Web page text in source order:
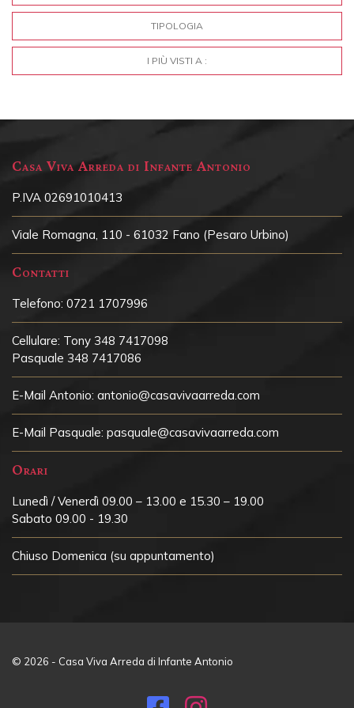
TIPOLOGIA
I PIÙ VISTI A :
Casa Viva Arreda di Infante Antonio
P.IVA 02691010413
Viale Romagna, 110 - 61032 Fano (Pesaro Urbino)
Contatti
Telefono: 0721 1707996
Cellulare: Tony 348 7417098
Pasquale 348 7417086
E-Mail Antonio: antonio@casavivaarreda.com
E-Mail Pasquale: pasquale@casavivaarreda.com
Orari
Lunedì / Venerdì 09.00 – 13.00 e 15.30 – 19.00
Sabato 09.00 - 19.30
Chiuso Domenica (su appuntamento)
© 2026 - Casa Viva Arreda di Infante Antonio